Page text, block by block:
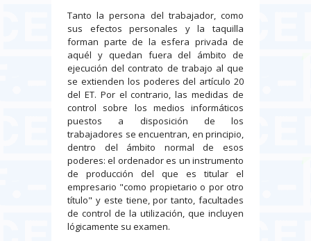
Tanto la persona del trabajador, como
sus efectos personales y la taquilla
forman parte de la esfera privada de
aquél y quedan fuera del ámbito de
ejecución del contrato de trabajo al que
se extienden los poderes del artículo 20
del ET. Por el contrario, las medidas de
control sobre los medios informáticos
puestos a disposición de los
trabajadores se encuentran, en principio,
dentro del ámbito normal de esos
poderes: el ordenador es un instrumento
de producción del que es titular el
empresario "como propietario o por otro
título" y este tiene, por tanto, facultades
de control de la utilización, que incluyen
lógicamente su examen.